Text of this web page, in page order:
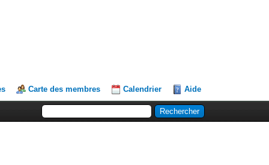
Carte des membres Calendrier Aide